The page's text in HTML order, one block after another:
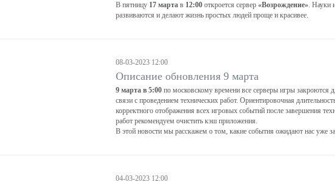
В пятницу 17 марта в 12:00 откроется сервер «Возрождение». Науки
развиваются и делают жизнь простых людей проще и красивее.
08-03-2023 12:00
Описание обновления 9 марта
9 марта в 5:00 по московскому времени все серверы игры закроются
связи с проведением технических работ. Ориентировочная
корректного отображения всех игровых событий после завершения
работ рекомендуем очистить кэш приложения.
В этой новости мы расскажем о том, какие события ожидают нас уже
04-03-2023 12:00